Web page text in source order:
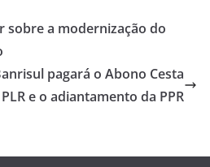
sobre a modernização do
pagará o Abono Cesta
e o adiantamento da PPR